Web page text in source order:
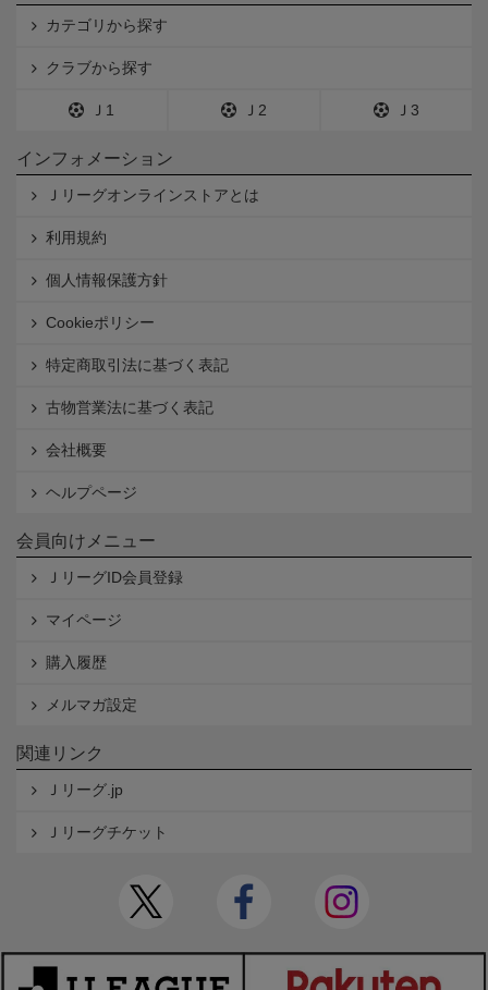
カテゴリから探す
クラブから探す
Ｊ1 Ｊ2 Ｊ3
インフォメーション
Ｊリーグオンラインストアとは
利用規約
個人情報保護方針
Cookieポリシー
特定商取引法に基づく表記
古物営業法に基づく表記
会社概要
ヘルプページ
会員向けメニュー
ＪリーグID会員登録
マイページ
購入履歴
メルマガ設定
関連リンク
Ｊリーグ.jp
Ｊリーグチケット